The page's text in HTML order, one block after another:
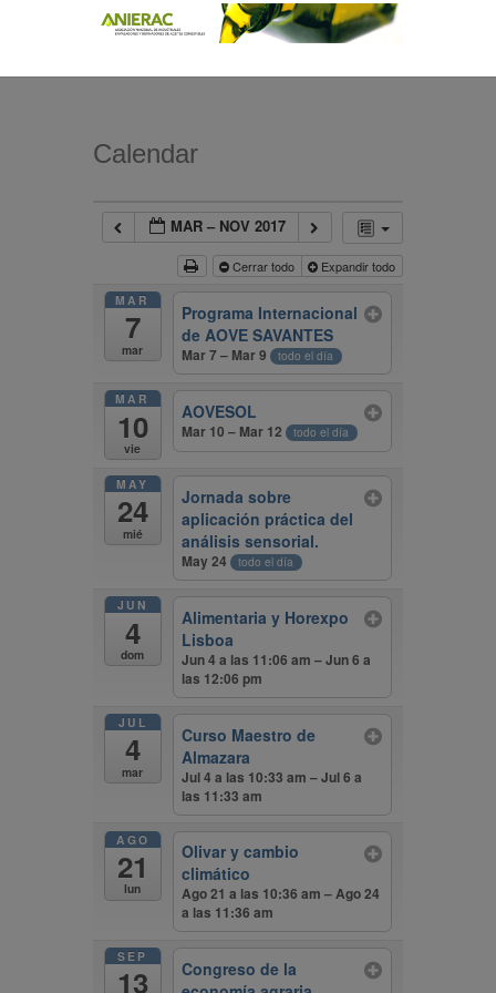
Calendar
MAR – NOV 2017
Cerrar todo Expandir todo
MAR
7
mar
Programa Internacional
de AOVE SAVANTES
Mar 7 – Mar 9 todo el día
MAR
10
vie
AOVESOL
Mar 10 – Mar 12 todo el día
MAY
24
mié
Jornada sobre
aplicación práctica del
análisis sensorial.
May 24 todo el día
JUN
4
dom
Alimentaria y Horexpo
Lisboa
Jun 4 a las 11:06 am – Jun 6 a
las 12:06 pm
JUL
4
mar
Curso Maestro de
Almazara
Jul 4 a las 10:33 am – Jul 6 a
las 11:33 am
AGO
21
lun
Olivar y cambio
climático
Ago 21 a las 10:36 am – Ago 24
a las 11:36 am
SEP
13
Congreso de la